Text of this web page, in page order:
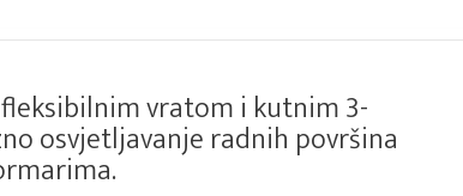
vratom i kutnim 3-
osvjetljavanje radnih površina